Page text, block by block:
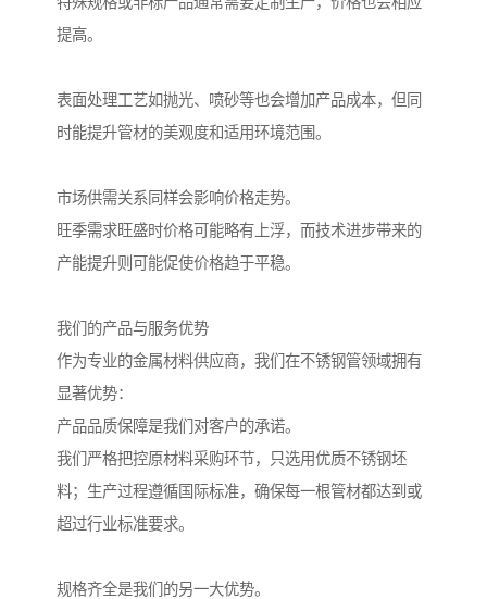
提高。
表面处理工艺如抛光、喷砂等也会增加产品成本，但同
时能提升管材的美观度和适用环境范围。
市场供需关系同样会影响价格走势。
旺季需求旺盛时价格可能略有上浮，而技术进步带来的
产能提升则可能促使价格趋于平稳。
我们的产品与服务优势
作为专业的金属材料供应商，我们在不锈钢管领域拥有
显著优势：
产品品质保障是我们对客户的承诺。
我们严格把控原材料采购环节，只选用优质不锈钢坯
料；生产过程遵循国际标准，确保每一根管材都达到或
超过行业标准要求。
规格齐全是我们的另一大优势。